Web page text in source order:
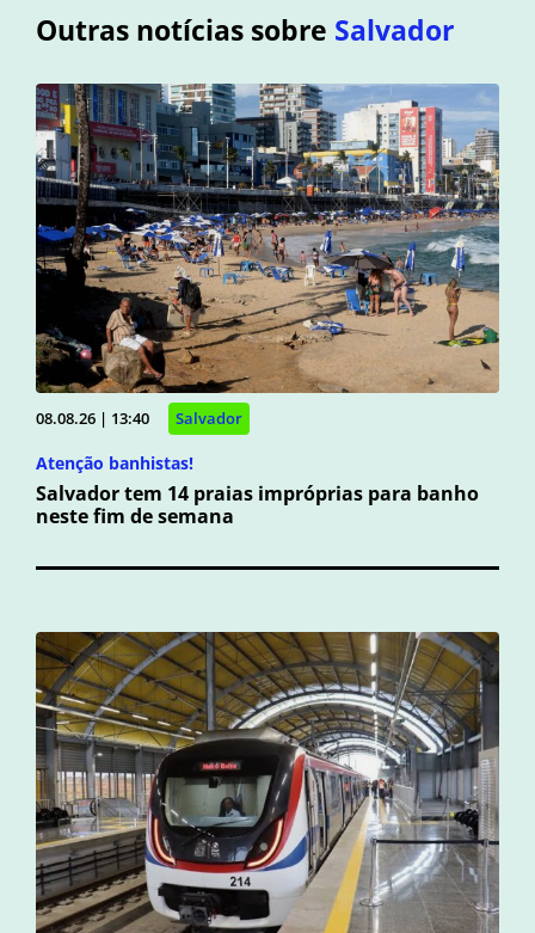
Outras notícias sobre Salvador
08.08.26 | 13:40 Salvador
Atenção banhistas!
Salvador tem 14 praias impróprias para banho
neste fim de semana